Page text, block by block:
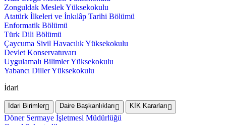
Zonguldak Meslek Yüksekokulu
Atatürk İlkeleri ve İnkılâp Tarihi Bölümü
Enformatik Bölümü
Türk Dili Bölümü
Çaycuma Sivil Havacılık Yüksekokulu
Devlet Konservatuvarı
Uygulamalı Bilimler Yüksekokulu
Yabancı Diller Yüksekokulu
İdari
İdari Birimler Daire Başkanlıkları KİK Kararları
Döner Sermaye İşletmesi Müdürlüğü